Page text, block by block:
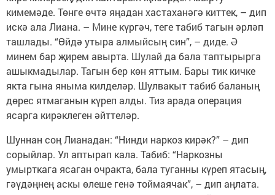
кимемәде. Төн­ге өчтә яңадан хастаханәгә киттек, – дип
искә ала Лиана. – Мине күргәч, теге табиб тагын әрләп
ташлады. “Өйдә утыра алмыйсың син”, – диде. Ә
минем бар җирем авырта. Шулай да бала таптырырга
ашыкмадылар. Тагын бер көн яттым. Бары тик кичке
якта гына яныма килделәр. Шулвакыт табиб баланың
дөрес ятмаганын күреп алды. Тиз арада операция
ясарга кирәклеген әйттеләр.
Шуннан соң Лианадан: “Нинди наркоз кирәк?” – дип
сорыйлар. Ул аптырап кала. Табиб: “Нар­козны
умырткага ясаган очракта, бала туганны күреп ятасың,
гәүдәңнең аскы өлеше генә тоймаячак”, – дип аңлата.